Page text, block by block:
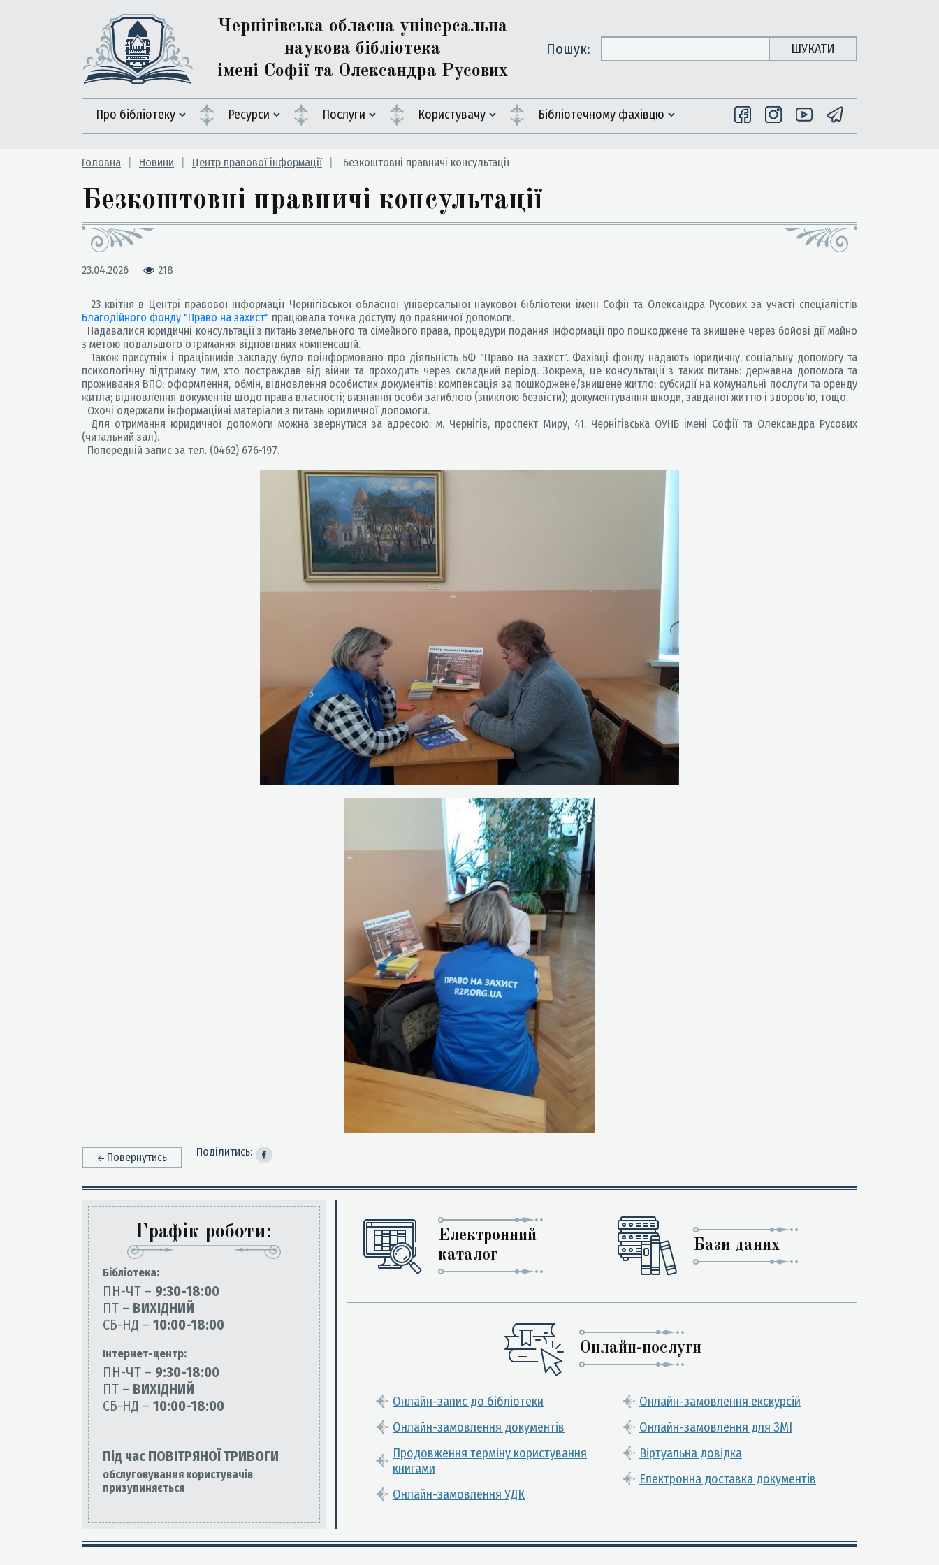
Чернігівська обласна універсальна
наукова бібліотека
імені Софії та Олександра Русових
Пошук: ШУКАТИ
Про бібліотеку Ресурси Послуги Користувачу Бiблiотечному фахiвцю
Головна Новини Центр правової інформації Безкоштовні правничі консультації
Безкоштовні правничі консультації
23.04.2026 218
23 квітня в Центрі правової інформації Чернігівської обласної універсальної наукової бібліотеки імені Софії та Олександра Русових за участі спеціалістів
Благодійного фонду "Право на захист" працювала точка доступу до правничої допомоги.
Надавалися юридичні консультації з питань земельного та сімейного права, процедури подання інформації про пошкоджене та знищене через бойові дії майно
з метою подальшого отримання відповідних компенсацій.
Також присутніх і працівників закладу було поінформовано про діяльність БФ "Право на захист". Фахівці фонду надають юридичну, соціальну допомогу та
психологічну підтримку тим, хто постраждав від війни та проходить через складний період. Зокрема, це консультації з таких питань: державна допомога та
проживання ВПО; оформлення, обмін, відновлення особистих документів; компенсація за пошкоджене/знищене житло; субсидії на комунальні послуги та оренду
житла; відновлення документів щодо права власності; визнання особи загиблою (зниклою безвісти); документування шкоди, завданої життю і здоров'ю, тощо.
Охочі одержали інформаційні матеріали з питань юридичної допомоги.
Для отримання юридичної допомоги можна звернутися за адресою: м. Чернігів, проспект Миру, 41, Чернігівська ОУНБ імені Софії та Олександра Русових
(читальний зал).
Попередній запис за тел. (0462) 676-197.
Повернутись Поділитись:
Графік роботи:
Бiблiотека:
ПН-ЧТ – 9:30-18:00
ПТ – ВИХІДНИЙ
СБ-НД – 10:00-18:00
Інтернет-центр:
ПН-ЧТ – 9:30-18:00
ПТ – ВИХІДНИЙ
СБ-НД – 10:00-18:00
Під час ПОВІТРЯНОЇ ТРИВОГИ
обслуговування користувачів
призупиняється
Електронний
каталог
Бази даних
Онлайн-послуги
Онлайн-запис до бібліотеки
Онлайн-замовлення документів
Продовження терміну користування
книгами
Онлайн-замовлення УДК
Онлайн-замовлення екскурсій
Онлайн-замовлення для ЗМІ
Віртуальна довідка
Електронна доставка документів